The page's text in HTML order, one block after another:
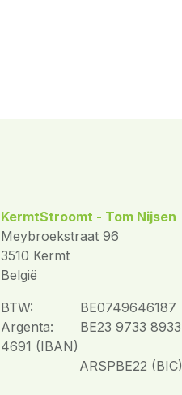
KermtStroomt - Tom Nijsen
Meybroekstraat 96
3510 Kermt
België
BTW:
​BE0749646187
Argenta:
​BE23 9733 8933
4691 (IBAN)
​ARSPBE22 (BIC)